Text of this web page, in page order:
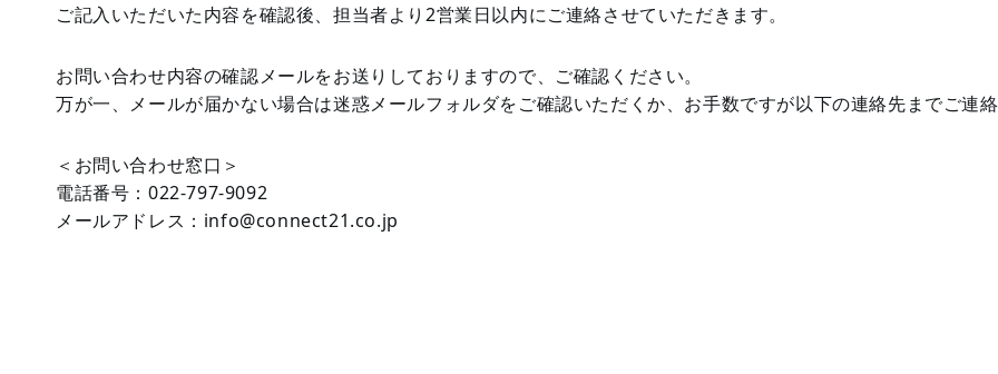
ご記入いただいた内容を確認後、担当者より2営業日以内にご連絡させていただきます。
お問い合わせ内容の確認メールをお送りしておりますので、ご確認ください。
万が一、メールが届かない場合は迷惑メールフォルダをご確認いただくか、お手数ですが以下の連絡先までご連絡
＜お問い合わせ窓口＞
電話番号：022-797-9092
メールアドレス：info@connect21.co.jp